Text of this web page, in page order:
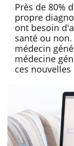
Près de 80%
propre
ont besoin
santé ou
médecin
médecine
ces